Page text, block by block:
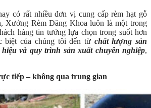
có rất nhiều đơn vị cung cấp rèm hạt gỗ
Xưởng Rèm Đăng Khoa luôn là một trong
hàng tin tưởng lựa chọn trong suốt hơn
biệt của chúng tôi đến từ chất lượng sản
và quy trình sản xuất chuyên nghiệp,
tiếp – không qua trung gian